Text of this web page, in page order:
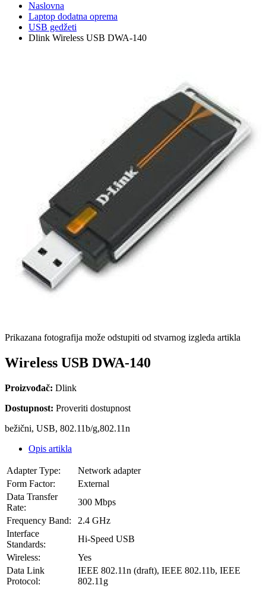
Naslovna
Laptop dodatna oprema
USB gedžeti
Dlink Wireless USB DWA-140
Prikazana fotografija može odstupiti od stvarnog izgleda artikla
Wireless USB DWA-140
Proizvođač: Dlink
Dostupnost: Proveriti dostupnost
bežični, USB, 802.11b/g,802.11n
Opis artikla
Adapter Type:
Network adapter
Form Factor:
External
Data Transfer
Rate:
300 Mbps
Frequency Band:
2.4 GHz
Interface
Standards:
Hi-Speed USB
Wireless:
Yes
Data Link
Protocol:
IEEE 802.11n (draft), IEEE 802.11b, IEEE
802.11g